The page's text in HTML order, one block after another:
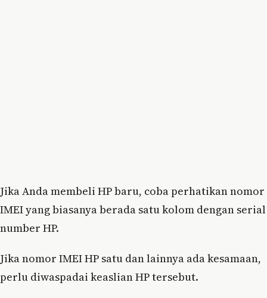
Jika Anda membeli HP baru, coba perhatikan nomor
IMEI yang biasanya berada satu kolom dengan serial
number HP.
Jika nomor IMEI HP satu dan lainnya ada kesamaan,
perlu diwaspadai keaslian HP tersebut.